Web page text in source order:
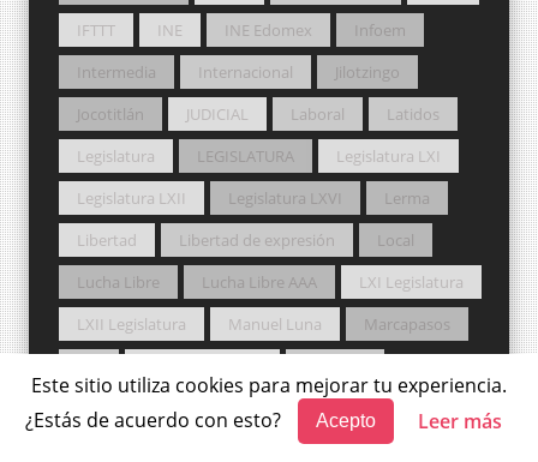
Este sitio utiliza cookies para mejorar tu experiencia.
¿Estás de acuerdo con esto?
Acepto Leer más
IFTTT
INE INE Edomex
Infoem
Intermedia
Internacional
Jilotzingo
Jocotitlán
JUDICIAL Laboral
Latidos
Legislatura
LEGISLATURA
Legislatura LXI
Legislatura LXII
Legislatura LXVI
Lerma
Libertad
Libertad de expresión
Local
Lucha Libre
Lucha Libre AAA
LXI Legislatura
LXII Legislatura
Manuel Luna
Marcapasos
Mexicaltzingo
México magia y libertad
Movimiento Ciudadano